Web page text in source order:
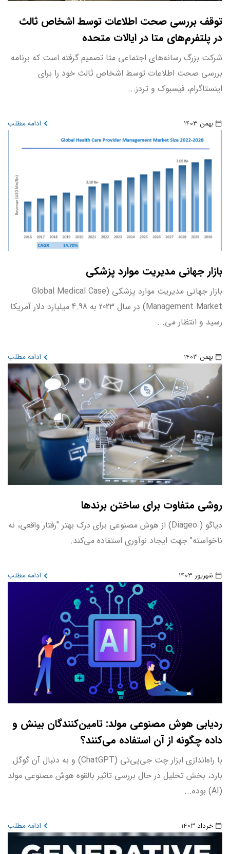
توقف بررسی صحت اطلاعات توسط اشخاص ثالث
در پلتفرم‌های متا در ایالات متحده
شرکت بزرگ رسانه‌های اجتماعی متا تصمیم گرفته است که برنامه
بررسی صحت اطلاعات توسط اشخاص ثالث خود را برای
اینستاگرام، فیسبوک و تردز...
بهمن 1403 ادامه مطلب
بازار جهانی مدیریت موارد پزشکی
بازار جهانی مدیریت موارد پزشکی (Global Medical Case
Management Market) در سال 2023 به 4.98 میلیارد دلار آمریکا
رسید و انتظار می...
بهمن 1403 ادامه مطلب
روشی متفاوت برای ساختن برندها
دیاگو ( Diageo) از هوش مصنوعی برای درک بهتر "رفتار واقعی، نه
ناخواسته" جهت ایجاد نوآوری استفاده می‌کند.
شهریور 1403 ادامه مطلب
ردیابی هوش مصنوعی مولد: تامین‌کنندگان بینش و
داده چگونه از آن استفاده می‌کنند؟
با راه‌اندازی ابزار چت جی‌پی‌تی (ChatGPT) و به دنبال آن گوگل
بارد، بخش تحلیل در حال بررسی تاثیر بالقوه هوش مصنوعی مولد
(AI) بوده...
خرداد 1403 ادامه مطلب